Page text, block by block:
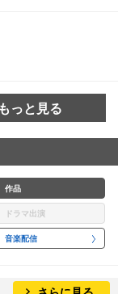
っと見る
作品
ドラマ出演
音楽配信